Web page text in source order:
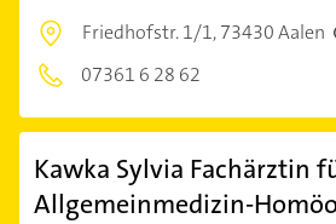
Friedhofstr. 1/1,73430 Aalen
07361 6 28 62
Kawka Sylvia Fachärztin
Allgemeinmedizin-